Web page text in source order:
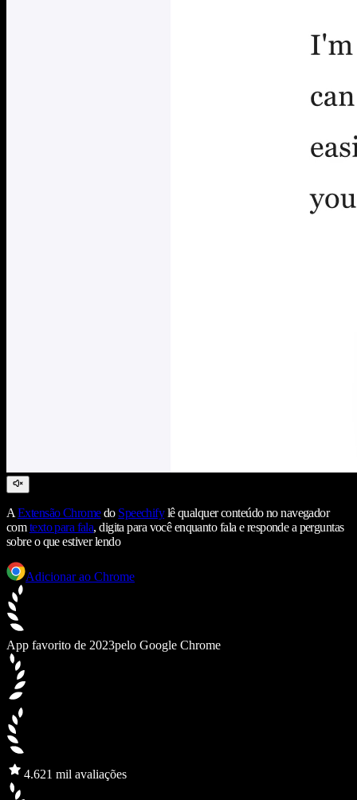
A Extensão Chromedo Speechifylê qualquer conteúdo no navegador
comtexto para fala, digita para você enquanto fala e responde a perguntas
sobre o que estiver lendo
Adicionar ao Chrome
App favorito de 2023pelo Google Chrome
4.621 mil avaliações